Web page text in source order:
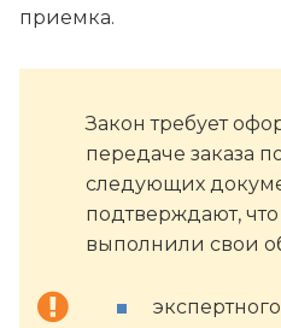
приемка.
Закон требует
передаче заказа
следующих
подтверждают,
выполнили свои